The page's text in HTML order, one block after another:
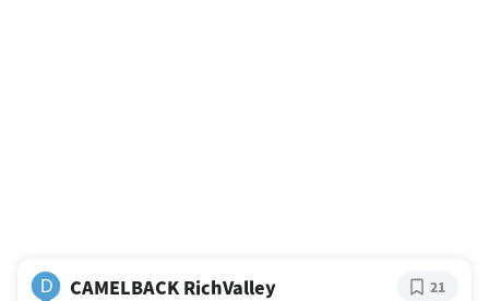
D CAMELBACK RichValley 21